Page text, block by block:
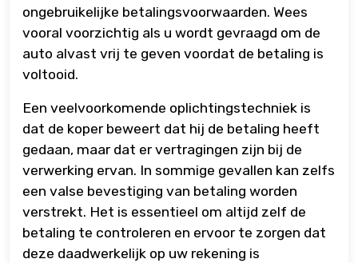
ongebruikelijke betalingsvoorwaarden. Wees
vooral voorzichtig als u wordt gevraagd om de
auto alvast vrij te geven voordat de betaling is
voltooid.
Een veelvoorkomende oplichtingstechniek is
dat de koper beweert dat hij de betaling heeft
gedaan, maar dat er vertragingen zijn bij de
verwerking ervan. In sommige gevallen kan zelfs
een valse bevestiging van betaling worden
verstrekt. Het is essentieel om altijd zelf de
betaling te controleren en ervoor te zorgen dat
deze daadwerkelijk op uw rekening is